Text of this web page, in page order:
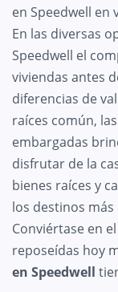
en Speedwell en
En las diversas
Speedwell el
viviendas antes
diferencias de
raíces común,
embargadas
disfrutar de la
bienes raíces y
los destinos
Conviértase en
reposeídas hoy
en Speedwell